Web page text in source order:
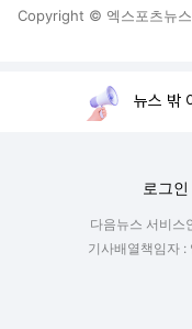
Copyright © 엑스포츠뉴
뉴스 밖
로그인
다음뉴스 서비스
기사배열책임자 :